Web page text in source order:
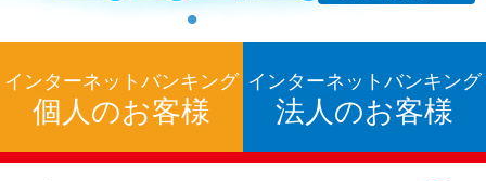
インターネットバンキング
個人のお客様
インターネットバンキング
法人のお客様